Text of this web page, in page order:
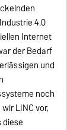
4.0
Internet
der Bedarf
und
noch
LINC vor,